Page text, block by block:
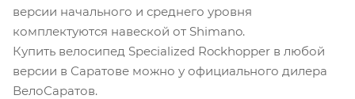
версии начального и среднего уровня
комплектуются навеской от Shimano.
Купить велосипед Specialized Rockhopper в любой
версии в Саратове можно у официального дилера
ВелоСаратов.